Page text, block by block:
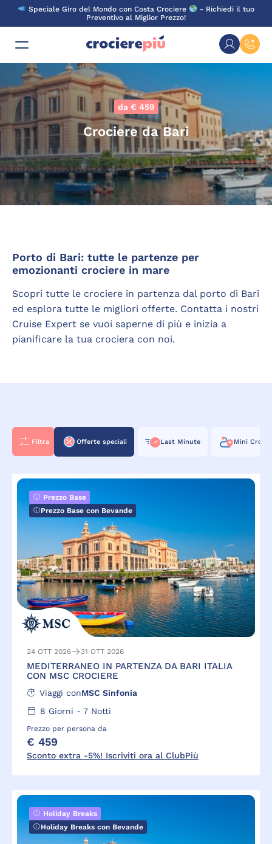
Skip
content
Speciale Giro del Mondo con Costa Crociere
- Richiedi il tuo
Preventivo al Miglior Prezzo!
da € 459
Crociere da Bari
Porto di Bari: tutte le partenze per
emozionanti crociere in mare
Scopri tutte le crociere in partenza dal porto di Bari
ed esplora tutte le migliori offerte. Contatta i nostri
Cruise Expert se vuoi saperne di più e inizia a
pianificare la tua crociera con noi.
Offerte speciali Last Minute Mini
Filtra
Prezzo Base
Prezzo Base con Bevande
24 OTT 2026 31 OTT 2026
MEDITERRANEO IN PARTENZA DA BARI ITALIA
CON MSC CROCIERE
Viaggi conMSC Sinfonia
8 Giorni - 7Notti
Prezzo per persona da
€ 459
Sconto extra -5%! Iscriviti ora al ClubPiù
Holiday Breaks
Holiday Breaks con Bevande